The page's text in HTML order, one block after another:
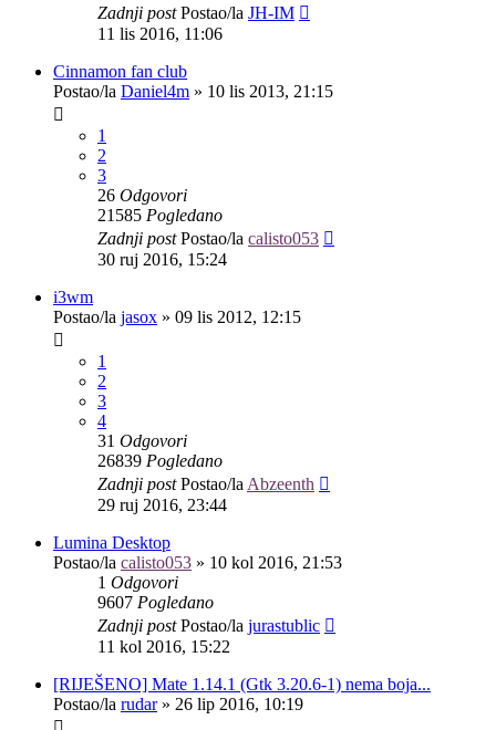
Zadnji postPostao/la JH-IM
11 lis 2016, 11:06
Cinnamon fan club
Postao/la Daniel4m » 10 lis 2013, 21:15
1
2
3
26 Odgovori
21585 Pogledano
Zadnji postPostao/la calisto053
30 ruj 2016, 15:24
i3wm
Postao/la jasox » 09 lis 2012, 12:15
1
2
3
4
31 Odgovori
26839 Pogledano
Zadnji postPostao/la Abzeenth
29 ruj 2016, 23:44
Lumina Desktop
Postao/la calisto053 » 10 kol 2016, 21:53
1 Odgovori
9607 Pogledano
Zadnji postPostao/la jurastublic
11 kol 2016, 15:22
[RIJEŠENO] Mate 1.14.1 (Gtk 3.20.6-1) nema boja...
Postao/la rudar» 26 lip 2016, 10:19